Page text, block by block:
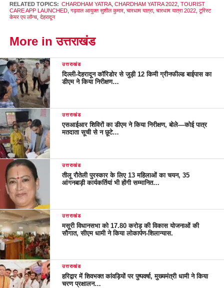
RELATED TOPICS: CHARDHAM YATRA, CHARDHAM YATRA 2022, TOURIST
CARE APP LAUNCHED, गढ़वाल आयुक्त सुशील कुमार, चारधाम यात्रा, चारधाम यात्रा 2022, टूरिस्ट
केयर एप लॉन्च, देहरादून
More in उत्तराखंड
उत्तराखंड
दिल्ली-देहरादून कॉरिडोर से जुड़ी 12 किमी ग्रीनफील्ड बाईपास का
डीएम ने किया निरीक्षण…
उत्तराखंड
एसआईआर शिविरों का डीएम ने किया निरीक्षण, बोले—कोई पात्र
मतदाता सूची से न छूटे…
उत्तराखंड
तीलू रौतेली पुरस्कार के लिए 13 महिलाओं का चयन, 35
आंगनबाड़ी कार्यकर्तियां भी होंगी सम्मानित…
उत्तराखंड
मसूरी विधानसभा को 17.80 करोड़ की विकास योजनाओं की
सौगात, सीएम धामी ने किया लोकार्पण-शिलान्यास.
उत्तराखंड
हरिद्वार में शिवभक्त कांवड़ियों पर पुष्पवर्षा, मुख्यमंत्री धामी ने किया
चरण प्रक्षालन…